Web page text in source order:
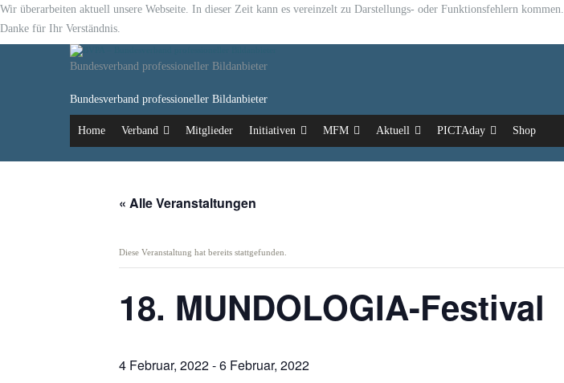
Wir überarbeiten aktuell unsere Webseite. In dieser Zeit kann es vereinzelt zu Darstellungs- oder Funktionsfehlern kommen.
Danke für Ihr Verständnis.
Bundesverband professioneller Bildanbieter
Bundesverband professioneller Bildanbieter
Home Verband Mitglieder Initiativen MFM Aktuell PICTAday Shop
« Alle Veranstaltungen
Diese Veranstaltung hat bereits stattgefunden.
18. MUNDOLOGIA-Festival
4 Februar, 2022-6 Februar, 2022